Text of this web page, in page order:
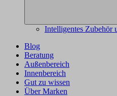
Intelligentes Zubehör
Blog
Beratung
Außenbereich
Innenbereich
Gut zu wissen
Über Marken